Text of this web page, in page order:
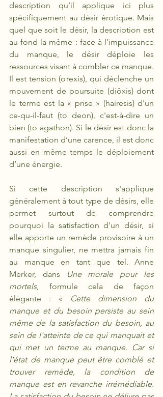
description qu’il applique ici plus
spécifiquement au désir érotique. Mais
quel que soit le désir, la description est
au fond la même : face à l’impuissance
du manque, le désir déploie les
ressources visant à combler ce manque.
Il est tension (orexis), qui déclenche un
mouvement de poursuite (diôxis) dont
le terme est la « prise » (hairesis) d'un
ce-qu-il-faut (to deon), c'est-à-dire un
bien (to agathon). Si le désir est donc la
manifestation d’une carence, il est donc
aussi en même temps le déploiement
d’une énergie.
Si cette description s'applique
généralement à tout type de désirs, elle
permet surtout de comprendre
pourquoi la satisfaction d'un désir, si
elle apporte un remède provisoire à un
manque singulier, ne mettra jamais fin
au manque en tant que tel. Anne
Merker, dans
Une morale pour les
mortels, formule cela de façon
élégante : «
Cette dimension du
manque et du besoin persiste au sein
même de la satisfaction du besoin, au
sein de l'atteinte de ce qui manquait et
qui met un terme au manque. Car si
l'état de manque peut être comblé et
trouver remède, la condition de
manque est en revanche irrémédiable.